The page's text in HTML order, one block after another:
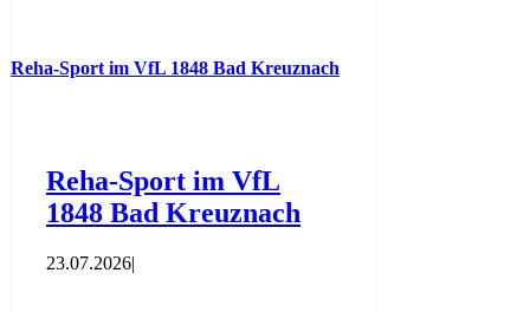
Reha-Sport im VfL 1848 Bad Kreuznach
Reha-Sport im VfL
1848 Bad Kreuznach
23.07.2026|